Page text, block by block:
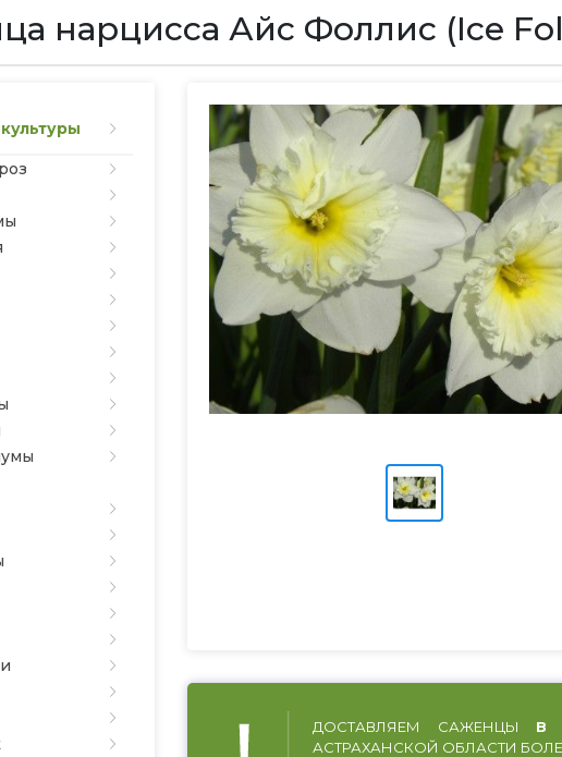
нарцисса Айс Фоллис (Ice
ДОСТАВЛЯЕМ САЖЕНЦЫ В
АСТРАХАНСКОЙ ОБЛАСТИ БОЛЕЕ